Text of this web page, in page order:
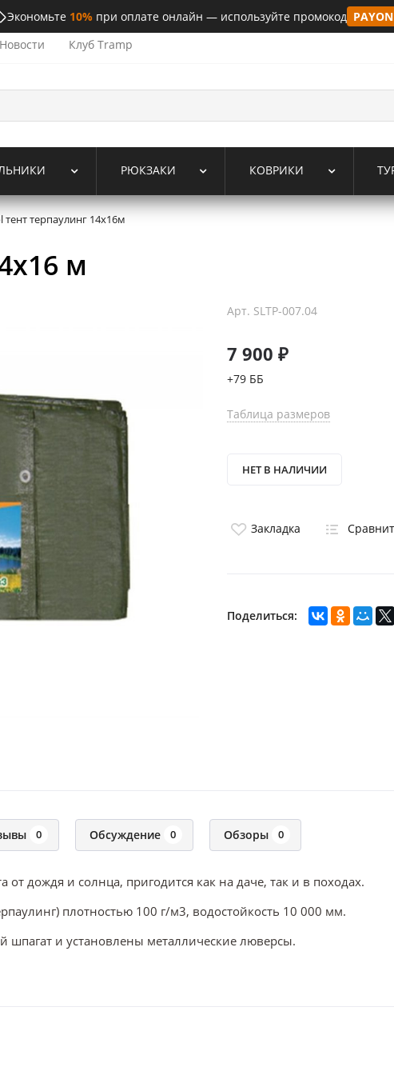
Экономьте 10%при оплате онлайн — используйте промокод
Новости Клуб Tramp
РЮКЗАКИ КОВРИКИ
тент терпаулинг 14x16м
м
Арт. SLTP-007.04
7 900 ₽
+79 ББ
Таблица размеров
НЕТ В НАЛИЧИИ
Закладка
Поделиться:
0 Обсуждение 0 Обзоры 0
от дождя и солнца, пригодится как на даче, так и в походах.
плотностью 100 г/м3, водостойкость 10 000 мм.
и установлены металлические люверсы.